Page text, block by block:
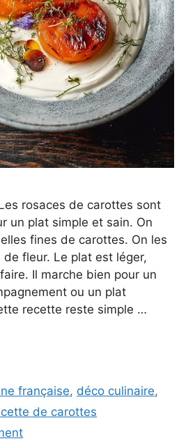
rosaces de carottes sont
un plat simple et sain. On
fines de carottes. On les
fleur. Le plat est léger,
Il marche bien pour un
ou un plat
recette reste simple …
française, déco culinaire,
de carottes